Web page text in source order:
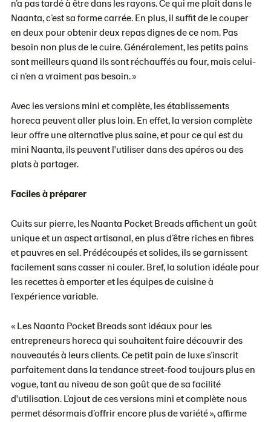
n’a pas tardé à être dans les rayons. Ce qui me plaît dans le
Naanta, c’est sa forme carrée. En plus, il suffit de le couper
en deux pour obtenir deux repas dignes de ce nom. Pas
besoin non plus de le cuire. Généralement, les petits pains
sont meilleurs quand ils sont réchauffés au four, mais celui-
ci n’en a vraiment pas besoin. »
Avec les versions mini et complète, les établissements
horeca peuvent aller plus loin. En effet, la version complète
leur offre une alternative plus saine, et pour ce qui est du
mini Naanta, ils peuvent l'utiliser dans des apéros ou des
plats à partager.
Faciles à préparer
Cuits sur pierre, les Naanta Pocket Breads affichent un goût
unique et un aspect artisanal, en plus d’être riches en fibres
et pauvres en sel. Prédécoupés et solides, ils se garnissent
facilement sans casser ni couler. Bref, la solution idéale pour
les recettes à emporter et les équipes de cuisine à
l’expérience variable.
« Les Naanta Pocket Breads sont idéaux pour les
entrepreneurs horeca qui souhaitent faire découvrir des
nouveautés à leurs clients. Ce petit pain de luxe s’inscrit
parfaitement dans la tendance street-food toujours plus en
vogue, tant au niveau de son goût que de sa facilité
d'utilisation. L’ajout de ces versions mini et complète nous
permet désormais d’offrir encore plus de variété », affirme